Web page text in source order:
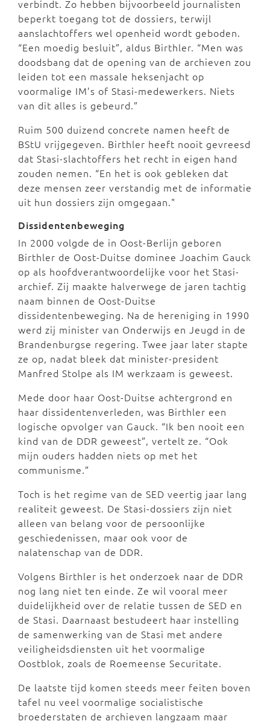
verbindt. Zo hebben bijvoorbeeld journalisten
beperkt toegang tot de dossiers, terwijl
aanslachtoffers wel openheid wordt geboden.
“Een moedig besluit”, aldus Birthler. “Men was
doodsbang dat de opening van de archieven zou
leiden tot een massale heksenjacht op
voormalige IM’s of Stasi-medewerkers. Niets
van dit alles is gebeurd.”
Ruim 500 duizend concrete namen heeft de
BStU vrijgegeven. Birthler heeft nooit gevreesd
dat Stasi-slachtoffers het recht in eigen hand
zouden nemen. “En het is ook gebleken dat
deze mensen zeer verstandig met de informatie
uit hun dossiers zijn omgegaan."
Dissidentenbeweging
In 2000 volgde de in Oost-Berlijn geboren
Birthler de Oost-Duitse dominee Joachim Gauck
op als hoofdverantwoordelijke voor het Stasi-
archief. Zij maakte halverwege de jaren tachtig
naam binnen de Oost-Duitse
dissidentenbeweging. Na de hereniging in 1990
werd zij minister van Onderwijs en Jeugd in de
Brandenburgse regering. Twee jaar later stapte
ze op, nadat bleek dat minister-president
Manfred Stolpe als IM werkzaam is geweest.
Mede door haar Oost-Duitse achtergrond en
haar dissidentenverleden, was Birthler een
logische opvolger van Gauck. “Ik ben nooit een
kind van de DDR geweest”, vertelt ze. “Ook
mijn ouders hadden niets op met het
communisme.”
Toch is het regime van de SED veertig jaar lang
realiteit geweest. De Stasi-dossiers zijn niet
alleen van belang voor de persoonlijke
geschiedenissen, maar ook voor de
nalatenschap van de DDR.
Volgens Birthler is het onderzoek naar de DDR
nog lang niet ten einde. Ze wil vooral meer
duidelijkheid over de relatie tussen de SED en
de Stasi. Daarnaast bestudeert haar instelling
de samenwerking van de Stasi met andere
veiligheidsdiensten uit het voormalige
Oostblok, zoals de Roemeense Securitate.
De laatste tijd komen steeds meer feiten boven
tafel nu veel voormalige socialistische
broederstaten de archieven langzaam maar